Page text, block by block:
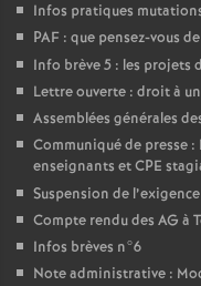
Infos pratiques
PAF : que pensez-vous
Info brève 5 : les projets
Lettre ouverte : droit à
Assemblées générales
Communiqué de presse
enseignants etCPE
Suspension de
Compte rendu des AG à
Infos brèves n°6
Note administrative :